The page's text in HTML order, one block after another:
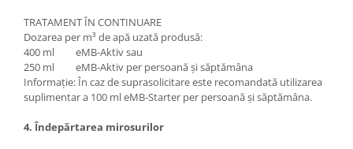
TRATAMENT ÎN CONTINUARE
Dozarea per m³ de apă uzată produsă:
400 ml eMB-Aktiv sau
250 ml eMB-Aktiv per persoană şi săptămâna
Informaţie: În caz de suprasolicitare este recomandată utilizarea
suplimentar a 100 ml eMB-Starter per persoană şi săptămâna.
4. Îndepărtarea mirosurilor